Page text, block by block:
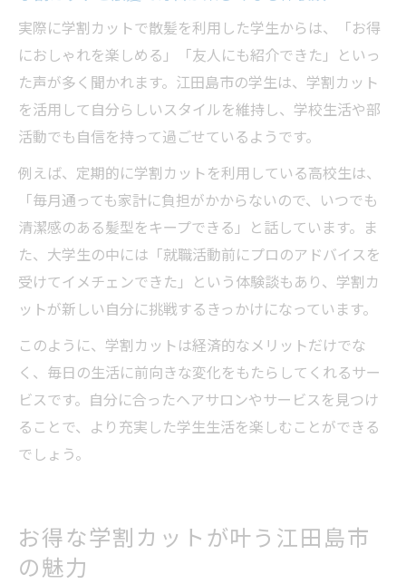
実際に学割カットで散髪を利用した学生からは、「お得
におしゃれを楽しめる」「友人にも紹介できた」といっ
た声が多く聞かれます。江田島市の学生は、学割カット
を活用して自分らしいスタイルを維持し、学校生活や部
活動でも自信を持って過ごせているようです。
例えば、定期的に学割カットを利用している高校生は、
「毎月通っても家計に負担がかからないので、いつでも
清潔感のある髪型をキープできる」と話しています。ま
た、大学生の中には「就職活動前にプロのアドバイスを
受けてイメチェンできた」という体験談もあり、学割カ
ットが新しい自分に挑戦するきっかけになっています。
このように、学割カットは経済的なメリットだけでな
く、毎日の生活に前向きな変化をもたらしてくれるサー
ビスです。自分に合ったヘアサロンやサービスを見つけ
ることで、より充実した学生生活を楽しむことができる
でしょう。
お得な学割カットが叶う江田島市
の魅力